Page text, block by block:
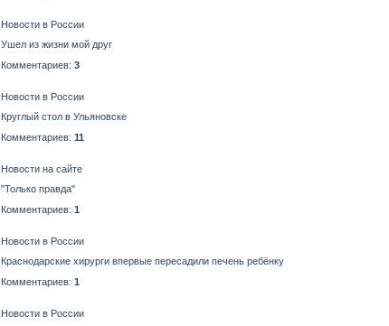
Новости в России
Ушел из жизни мой друг
Комментариев: 3
Новости в России
Круглый стол в Ульяновске
Комментариев: 11
Новости на сайте
"Только правда"
Комментариев: 1
Новости в России
Краснодарские хирурги впервые пересадили печень ребёнку
Комментариев: 1
Новости в России